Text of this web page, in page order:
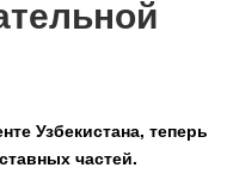
Узбекистана, теперь
частей.